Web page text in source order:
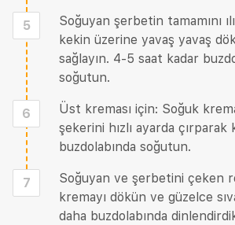
5
Soğuyan şerbetin tamamını
kekin üzerine yavaş yavaş
sağlayın. 4-5 saat kadar
soğutun.
6
Üst kreması için: Soğuk
şekerini hızlı ayarda çırparak
buzdolabında soğutun.
7
Soğuyan ve şerbetini çeken
kremayı dökün ve güzelce
daha buzdolabında